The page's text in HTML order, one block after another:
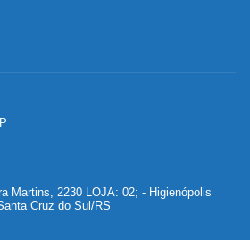
Martins, 2230 LOJA: 02; - Higienópolis
Cruz do Sul/RS